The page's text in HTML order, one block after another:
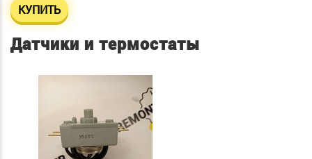
КУПИТЬ
Датчики и термостаты